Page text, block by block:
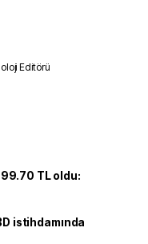
Editörü
TL oldu:
istihdamında